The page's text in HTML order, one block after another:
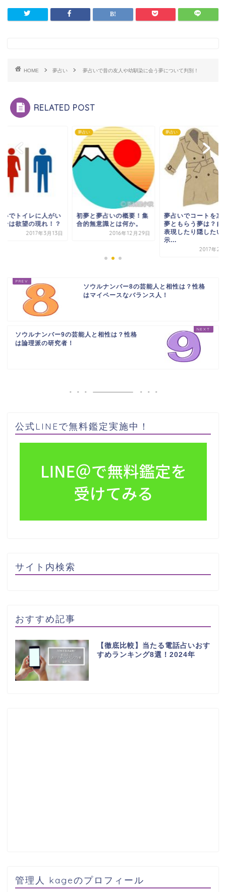
HOME 夢占い 夢占いで昔の友人や幼馴染に会う夢について判別！
RELATED POST
いでトイレに人がい
合は欲望の現れ！？
2017年3月13日
夢占い
初夢と夢占いの概要！集
合的無意識とは何か。
2016年12月29日
夢占い
夢占いでコートを忘
夢ともらう夢は？自
表現したり隠したい
示...
2017年2
ソウルナンバー8の芸能人と相性は？性格
はマイペースなバランス人！
ソウルナンバー9の芸能人と相性は？性格
は論理派の研究者！
公式LINEで無料鑑定実施中！
サイト内検索
おすすめ記事
【徹底比較】当たる電話占いおす
すめランキング8選！2024年
管理人 kageのプロフィール